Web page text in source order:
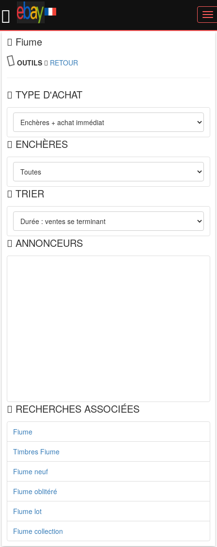
Fiume
OUTILS RETOUR
TYPE D'ACHAT
ENCHÈRES
TRIER
ANNONCEURS
RECHERCHES ASSOCIÉES
Fiume
Timbres Fiume
Fiume neuf
Fiume oblitéré
Fiume lot
Fiume collection